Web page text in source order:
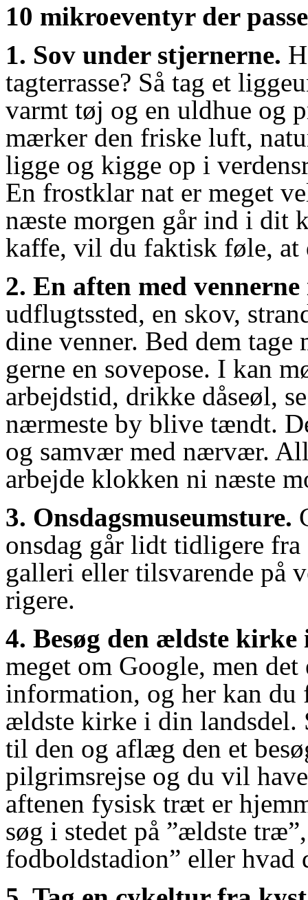
10 mikroeventyr der
1. Sov under stjernerne.
tagterrasse? Så tag et
varmt tøj og en uldhue og
mærker den friske luft,
ligge og kigge op i
En frostklar nat er meget
næste morgen går ind i dit
kaffe, vil du faktisk føle, at
2. En aften med
udflugtssted, en skov,
dine venner. Bed dem tage
gerne en sovepose. I kan
arbejdstid, drikke dåseøl,
nærmeste by blive tændt.
og samvær med nærvær.
arbejde klokken ni næste
3. Onsdagsmuseumsture.
onsdag går lidt tidligere fra
galleri eller tilsvarende på
rigere.
4. Besøg den ældste
meget om Google, men
information, og her kan
ældste kirke i din landsdel.
til den og aflæg den et
pilgrimsrejse og du vil
aftenen fysisk træt er
søg i stedet på ”ældste
fodboldstadion” eller